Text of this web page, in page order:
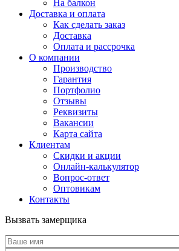
На балкон
Доставка и оплата
Как сделать заказ
Доставка
Оплата и рассрочка
О компании
Производство
Гарантия
Портфолио
Отзывы
Реквизиты
Вакансии
Карта сайта
Клиентам
Скидки и акции
Онлайн-калькулятор
Вопрос-ответ
Оптовикам
Контакты
Вызвать замерщика